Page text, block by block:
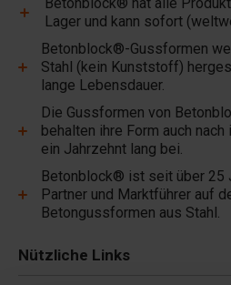
Lager und kann sofort
Betonblock®-Gussformen
Stahl (kein Kunststoff)
lange Lebensdauer.
Die Gussformen von
behalten ihre Form auch
ein Jahrzehnt lang bei.
Betonblock® ist seit über 25
Partner und Marktführer auf
Betongussformen aus Stahl.
Nützliche Links